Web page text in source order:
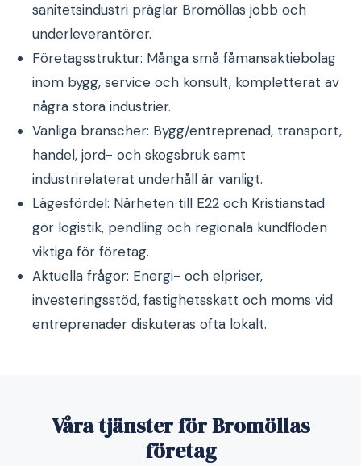
sanitetsindustri präglar Bromöllas jobb och
underleverantörer.
Företagsstruktur: Många små fåmansaktiebolag
inom bygg, service och konsult, kompletterat av
några stora industrier.
Vanliga branscher: Bygg/entreprenad, transport,
handel, jord- och skogsbruk samt
industrirelaterat underhåll är vanligt.
Lägesfördel: Närheten till E22 och Kristianstad
gör logistik, pendling och regionala kundflöden
viktiga för företag.
Aktuella frågor: Energi- och elpriser,
investeringsstöd, fastighetsskatt och moms vid
entreprenader diskuteras ofta lokalt.
Våra tjänster för Bromöllas
företag